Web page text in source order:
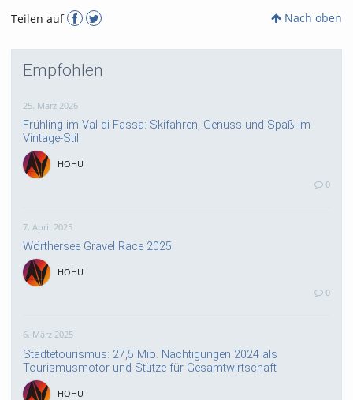
Teilen auf
Nach oben
Empfohlen
25. März 2026
Frühling im Val di Fassa: Skifahren, Genuss und Spaß im
Vintage-Stil
HOHU
0
7. April 2025
Wörthersee Gravel Race 2025
HOHU
0
6. März 2025
Städtetourismus: 27,5 Mio. Nächtigungen 2024 als
Tourismusmotor und Stütze für Gesamtwirtschaft
HOHU